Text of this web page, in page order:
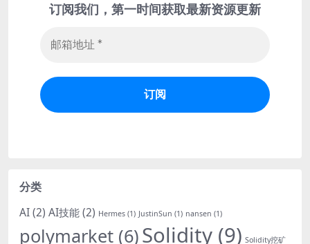
订阅我们，第一时间获取最新资源更新
分类
AI(2) AI技能(2) Hermes (1) JustinSun (1) nansen (1)
polymarket (6)Solidity (9) Solidity挖矿